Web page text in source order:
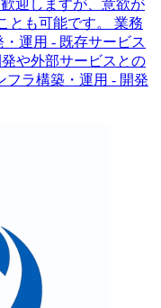
迎しますが、意欲が
とも可能です。 業務
運用 - 既存サービス
や外部サービスとの
フラ構築・運用 - 開発